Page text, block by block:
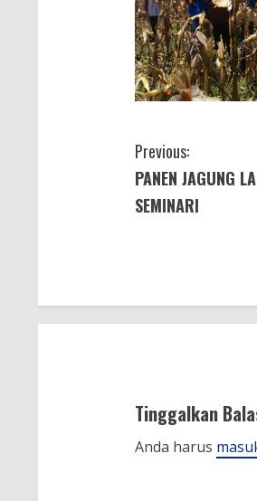
C
o
i
e
R
Previous:
PANEN JAGUNG
SEMINARI
Tinggalkan
Anda harus